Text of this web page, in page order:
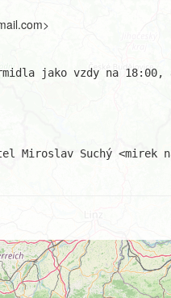
jako vzdy na 18:00,